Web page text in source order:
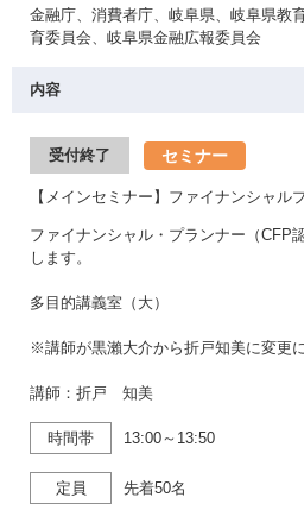
金融庁、消費者庁、岐阜県、岐阜県教
育委員会、岐阜県金融広報委員会
内容
受付終了 セミナー
【メインセミナー】ファイナンシャル
ファイナンシャル・プランナー（CFP
します。
多目的講義室（大）
※講師が黒瀨大介から折戸知美に変更
講師：折戸 知美
時間帯 13:00～13:50
定員 先着50名